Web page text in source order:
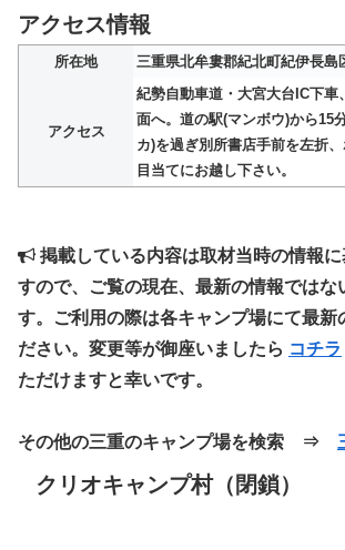
アクセス情報
所在地 三重県北牟婁郡紀北町紀伊長島
アクセス
紀勢自動車道・大宮大台IC下車
面へ。道の駅(マンボウ)から15
カ)を過ぎ別所書店手前を左折
目当てにお越し下さい。
掲載している内容は取材当時の情報
すので、ご覧の現在、最新の情報ではな
す。ご利用の際は各キャンプ場にて最新
ださい。変更等が御座いましたら コチラ
ただけますと幸いです。
その他の三重のキャンプ場を検索 ⇒
クリオキャンプ村（閉鎖）